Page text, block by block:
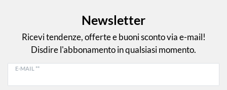
Newsletter
Ricevi tendenze, offerte e buoni sconto via e-mail!
Disdire l'abbonamento in qualsiasi momento.
E-MAIL **